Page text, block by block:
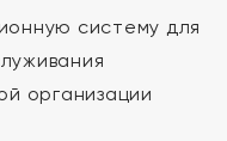
систему для
организации